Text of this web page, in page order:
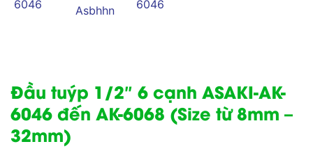
Đầu tuýp 1/2″ 6 cạnh ASAKI-AK-
6046 đến AK-6068 (Size từ 8mm –
32mm)